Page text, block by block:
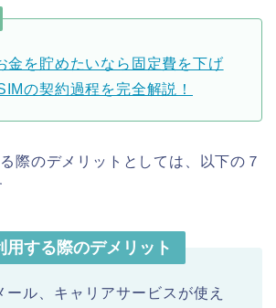
金を貯めたいなら固定費を下げ
の契約過程を完全解説！
際のデメリットとしては、以下の７
用する際のデメリット
ール、キャリアサービスが使え